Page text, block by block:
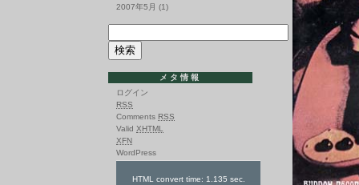
2007年5月 (1)
メタ情報
ログイン
RSS
Comments RSS
Valid XHTML
XFN
WordPress
HTML convert time: 1.135 sec.